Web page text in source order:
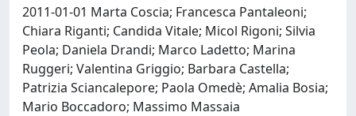
2011-01-01 Marta Coscia; Francesca Pantaleoni;
Chiara Riganti; Candida Vitale; Micol Rigoni; Silvia
Peola; Daniela Drandi; Marco Ladetto; Marina
Ruggeri; Valentina Griggio; Barbara Castella;
Patrizia Sciancalepore; Paola Omedè; Amalia Bosia;
Mario Boccadoro; Massimo Massaia